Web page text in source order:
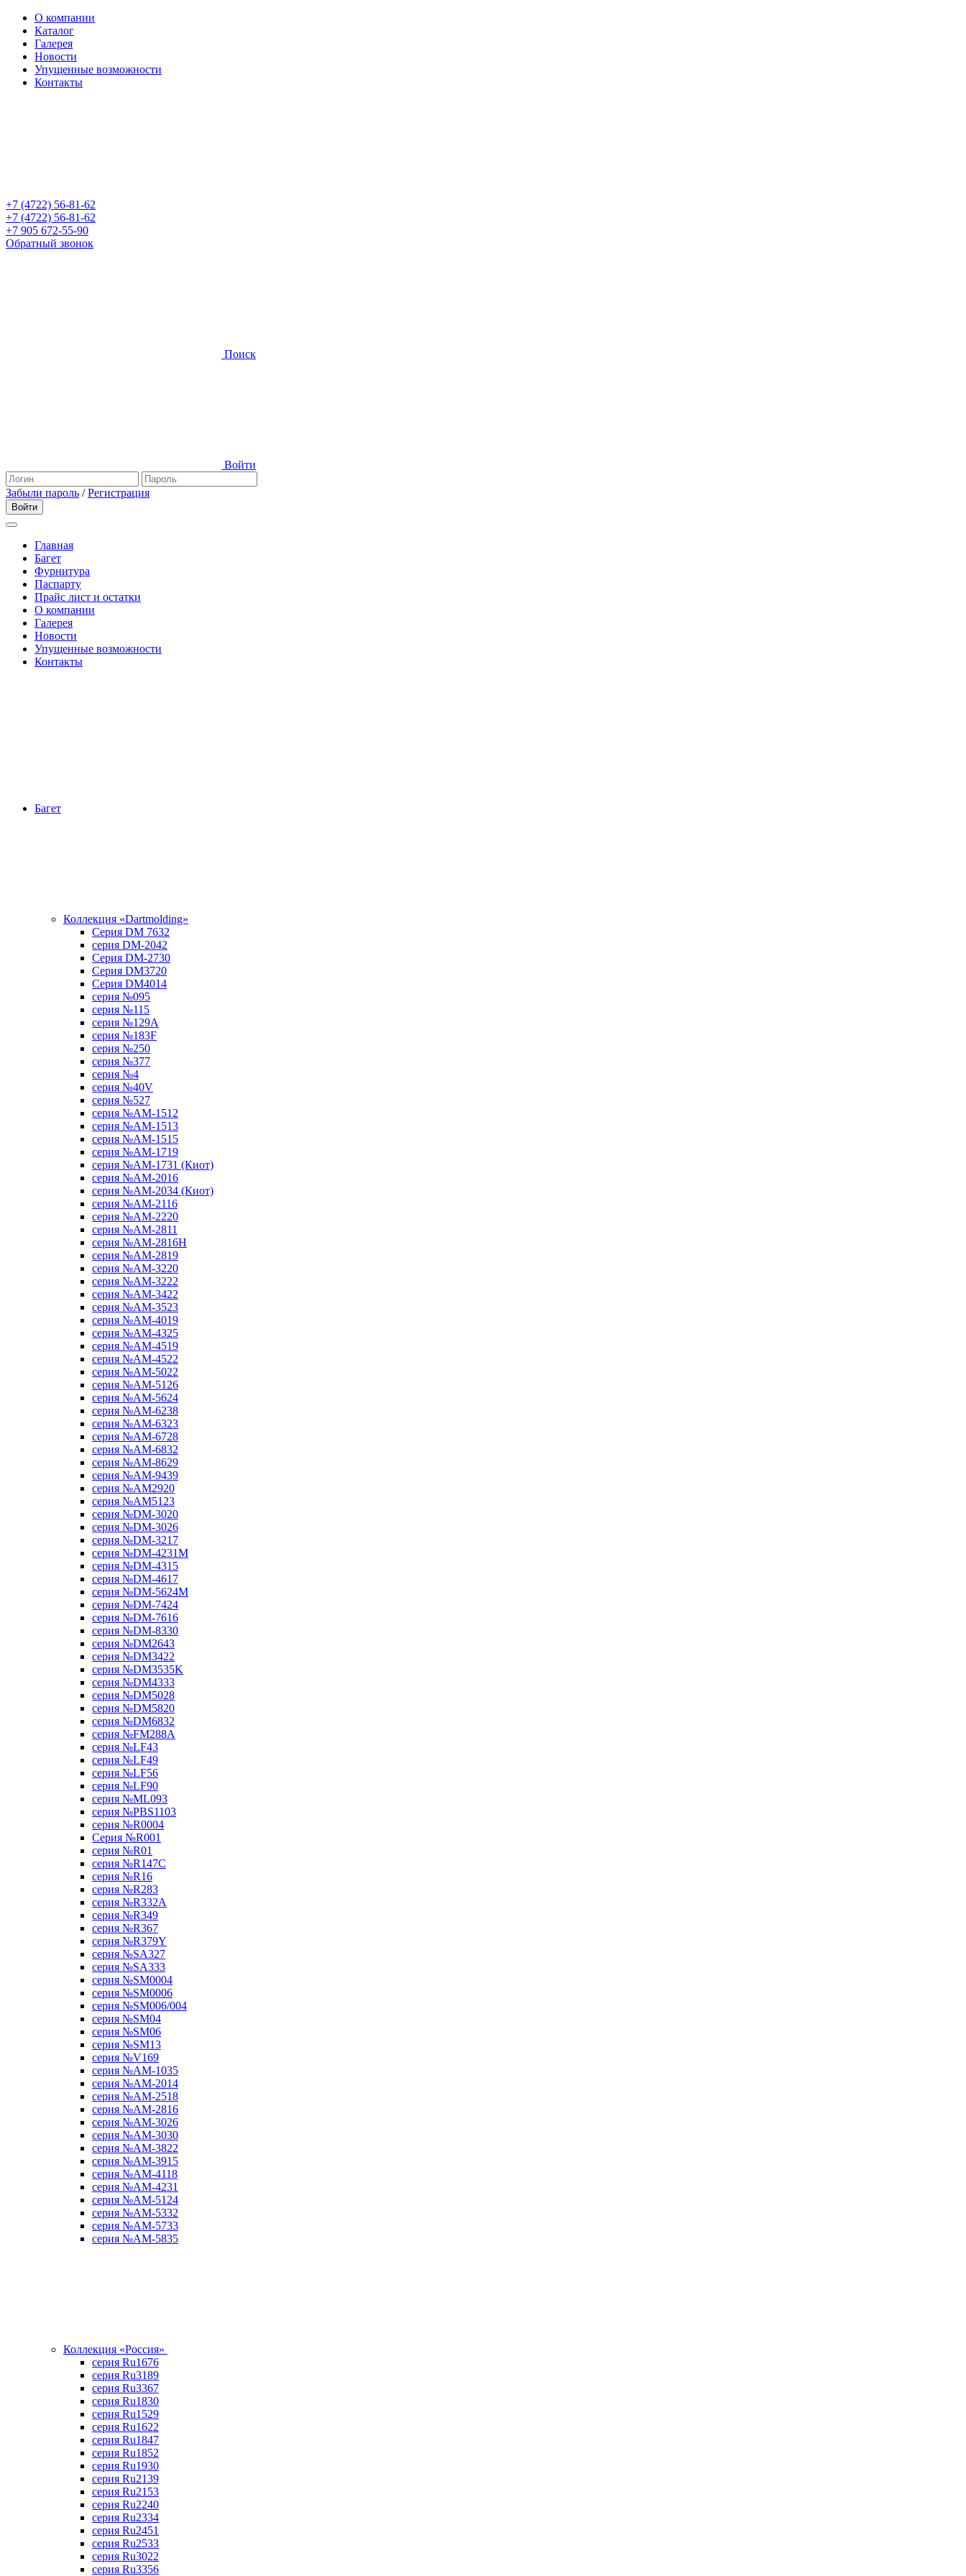
О компании
Каталог
Галерея
Новости
Упущенные возможности
Контакты
+7 (4722) 56-81-62
+7 (4722) 56-81-62
+7 905 672-55-90
Обратный звонок
Поиск
Войти
Забыли пароль /Регистрация
Главная
Багет
Фурнитура
Паспарту
Прайс лист и остатки
О компании
Галерея
Новости
Упущенные возможности
Контакты
Багет
Коллекция «Dartmolding»
Серия DM 7632
серия DM-2042
Серия DM-2730
Серия DM3720
Серия DM4014
серия №095
серия №115
серия №129A
серия №183F
серия №250
серия №377
серия №4
серия №40V
серия №527
серия №AM-1512
серия №AM-1513
серия №AM-1515
серия №AM-1719
серия №AM-1731 (Киот)
серия №AM-2016
серия №AM-2034 (Киот)
серия №AM-2116
серия №AM-2220
серия №AM-2811
серия №AM-2816H
серия №AM-2819
серия №AM-3220
серия №AM-3222
серия №AM-3422
серия №AM-3523
серия №AM-4019
серия №AM-4325
серия №AM-4519
серия №AM-4522
серия №AM-5022
серия №AM-5126
серия №AM-5624
серия №AM-6238
серия №AM-6323
серия №AM-6728
серия №AM-6832
серия №AM-8629
серия №AM-9439
серия №AM2920
серия №AM5123
серия №DM-3020
серия №DM-3026
серия №DM-3217
серия №DM-4231M
серия №DM-4315
серия №DM-4617
серия №DM-5624M
серия №DM-7424
серия №DM-7616
серия №DM-8330
серия №DM2643
серия №DM3422
серия №DM3535K
серия №DM4333
серия №DM5028
серия №DM5820
серия №DM6832
серия №FM288A
серия №LF43
серия №LF49
серия №LF56
серия №LF90
серия №ML093
серия №PBS1103
серия №R0004
Серия №R001
серия №R01
серия №R147C
серия №R16
серия №R283
серия №R332A
серия №R349
серия №R367
серия №R379Y
серия №SA327
серия №SA333
серия №SM0004
серия №SM0006
серия №SM006/004
серия №SM04
серия №SM06
серия №SM13
серия №V169
серия №АМ-1035
серия №АМ-2014
серия №АМ-2518
серия №АМ-2816
серия №АМ-3026
серия №АМ-3030
серия №АМ-3822
серия №АМ-3915
серия №АМ-4118
серия №АМ-4231
серия №АМ-5124
серия №АМ-5332
серия №АМ-5733
серия №АМ-5835
Коллекция «Россия»
серия Ru1676
серия Ru3189
серия Ru3367
cерия Ru1830
серия Ru1529
серия Ru1622
серия Ru1847
серия Ru1852
серия Ru1930
серия Ru2139
серия Ru2153
серия Ru2240
серия Ru2334
серия Ru2451
серия Ru2533
серия Ru3022
серия Ru3356